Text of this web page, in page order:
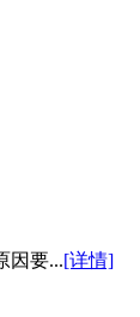
因要...[详情]